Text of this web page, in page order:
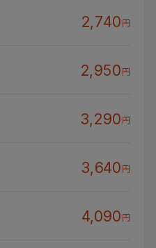
2,740円
2,950円
3,290円
3,640円
4,090円